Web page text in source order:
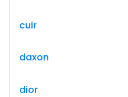
cuir
daxon
dior